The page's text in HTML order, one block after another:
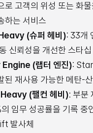
로 고객의 위성 또는 화물
하는 서비스
(슈퍼 헤비): 33개
신뢰성을 개선한 스타십
(랩터 엔진):
된 재사용 가능한 메탄-
(팰컨 헤비): 부분
임무 성공률을 기록 중
발사체